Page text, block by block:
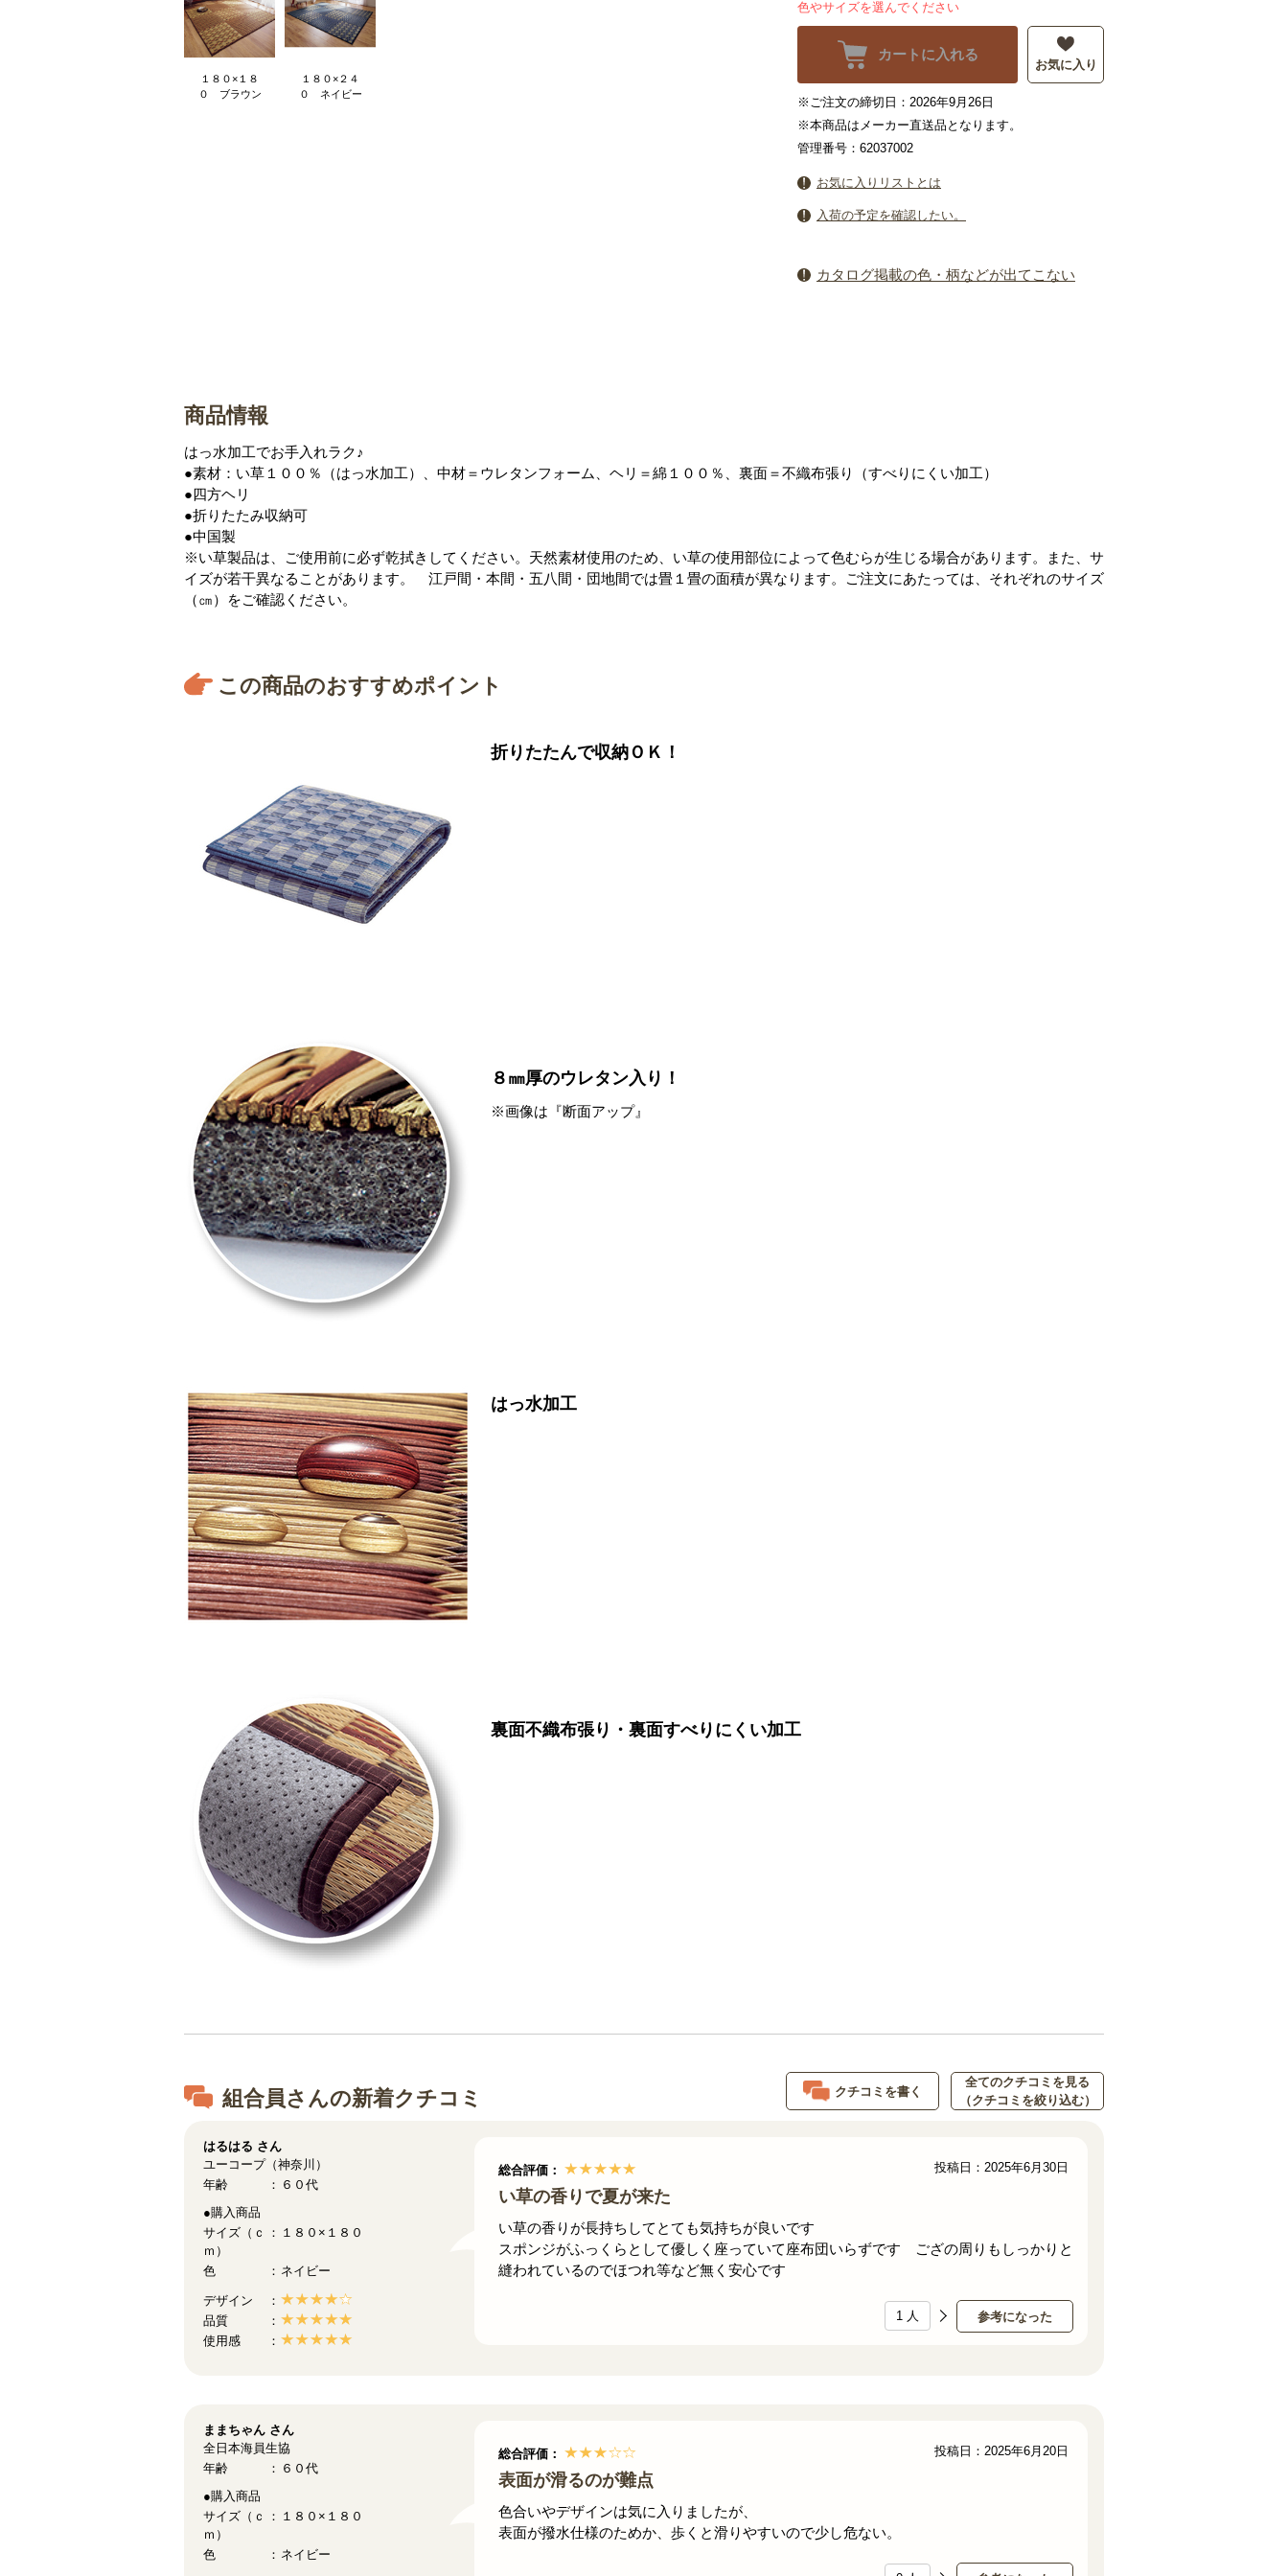
１８０×１８
０ ブラウン
１８０×２４
０ ネイビー
色やサイズを選んでください
カートに入れる
お気に入り
※ご注文の締切日：2026年9月26日
※本商品はメーカー直送品となります。
管理番号：62037002
お気に入りリストとは
入荷の予定を確認したい。
カタログ掲載の色・柄などが出てこない
商品情報
はっ水加工でお手入れラク♪
●素材：い草１００％（はっ水加工）、中材＝ウレタンフォーム、ヘリ＝綿１００％、裏面＝不織布張り（すべりにくい加工）
●四方ヘリ
●折りたたみ収納可
●中国製
※い草製品は、ご使用前に必ず乾拭きしてください。天然素材使用のため、い草の使用部位によって色むらが生じる場合があります。また、サ
イズが若干異なることがあります。 江戸間・本間・五八間・団地間では畳１畳の面積が異なります。ご注文にあたっては、それぞれのサイズ
（㎝）をご確認ください。
この商品のおすすめポイント
折りたたんで収納ＯＫ！
８㎜厚のウレタン入り！
※画像は『断面アップ』
はっ水加工
裏面不織布張り・裏面すべりにくい加工
組合員さんの新着クチコミ クチコミを書く
全てのクチコミを見る
（クチコミを絞り込む）
総合評価：
い草の香りで夏が来た
い草の香りが長持ちしてとても気持ちが良いです
スポンジがふっくらとして優しく座っていて座布団いらずです ござの周りもしっかりと
縫われているのでほつれ等など無く安心です
参考になった
1 人
投稿日：2025年6月30日
はるはる さん
ユーコープ（神奈川）
年齢
６０代
●購入商品
サイズ（ｃ
ｍ）
１８０×１８０
色 ネイビー
デザイン
品質
使用感
総合評価：
表面が滑るのが難点
色合いやデザインは気に入りましたが、
表面が撥水仕様のためか、歩くと滑りやすいので少し危ない。
投稿日：2025年6月20日
ままちゃん さん
全日本海員生協
年齢
６０代
●購入商品
サイズ（ｃ
ｍ）
１８０×１８０
色 ネイビー